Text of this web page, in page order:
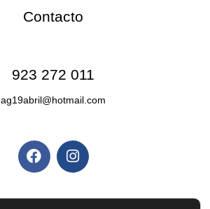
Contacto
923 272 011
ag19abril@hotmail.com